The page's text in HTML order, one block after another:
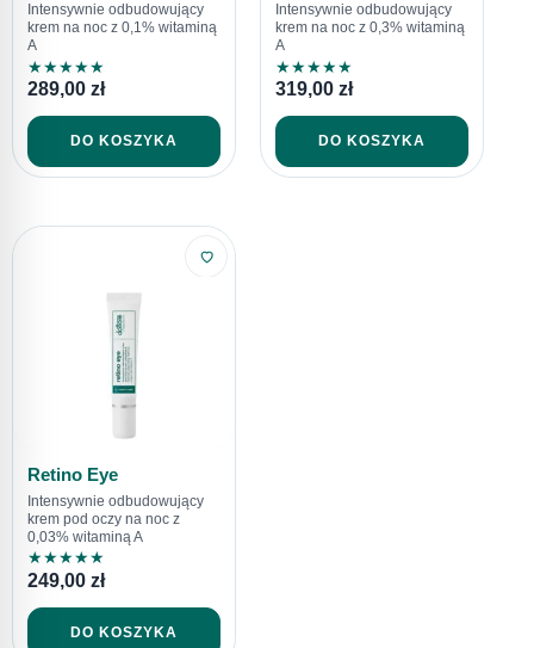
Intensywnie odbudowujący
krem na noc z 0,1% witaminą
A
★★★★★
289,00 zł
DO KOSZYKA
Intensywnie odbudowujący
krem na noc z 0,3% witaminą
A
★★★★★
319,00 zł
DO KOSZYKA
Retino Eye
Intensywnie odbudowujący
krem pod oczy na noc z
0,03% witaminą A
★★★★★
249,00 zł
DO KOSZYKA